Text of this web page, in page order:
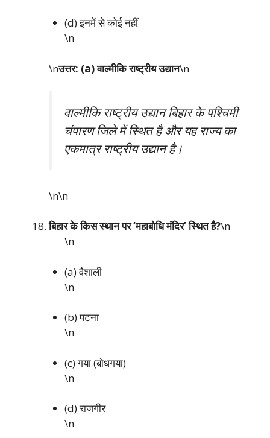
(d) इनमें से कोई नहीं
\n
\nउत्तर: (a) वाल्मीकि राष्ट्रीय उद्यान\n
वाल्मीकि राष्ट्रीय उद्यान बिहार के पश्चिमी
चंपारण जिले में स्थित है और यह राज्य का
एकमात्र राष्ट्रीय उद्यान है।
\n\n
बिहार के किस स्थान पर ‘महाबोधि मंदिर’ स्थित है?\n
\n
(a) वैशाली
\n
(b) पटना
\n
(c) गया (बोधगया)
\n
(d) राजगीर
\n